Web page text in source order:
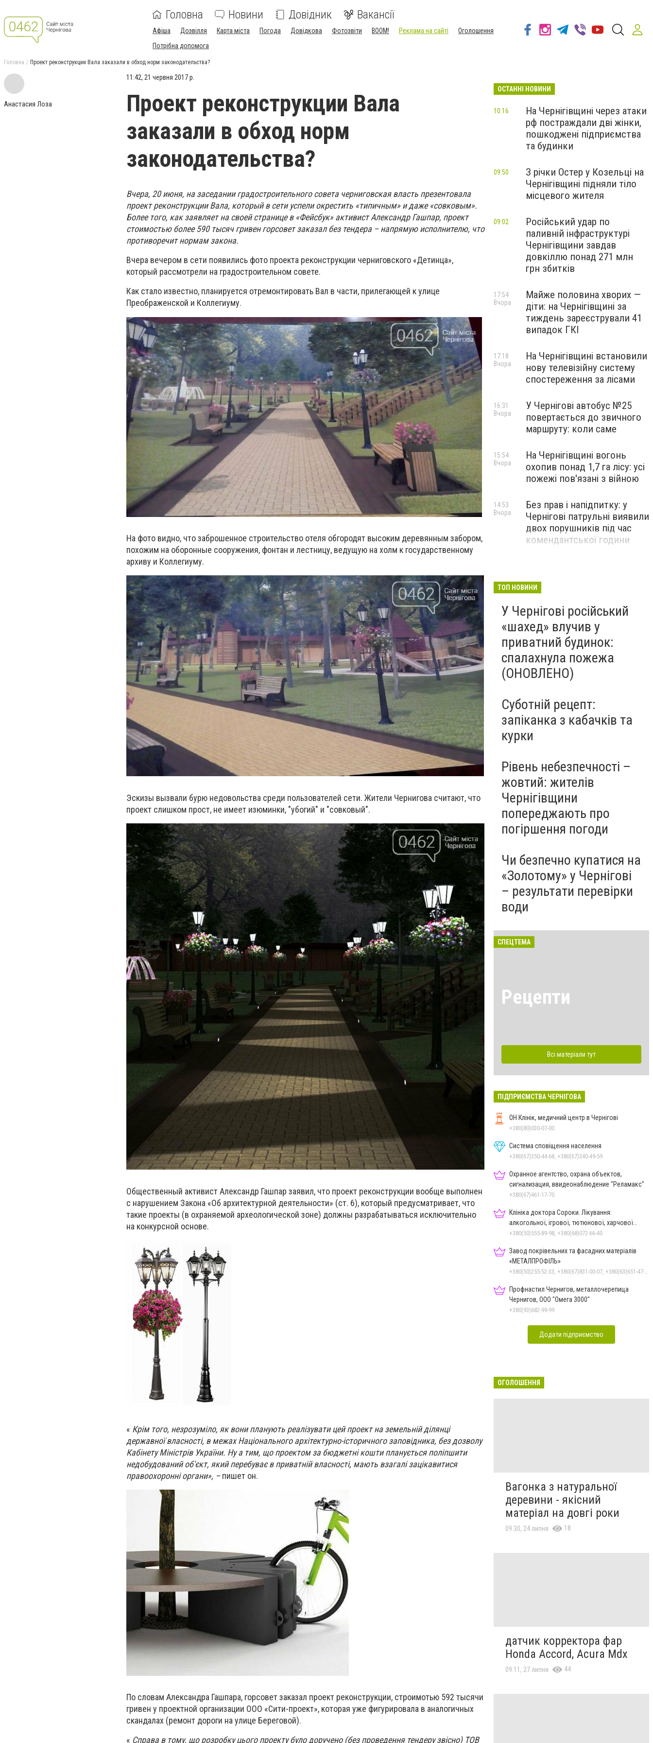
Головна Новини Довідник Вакансії
Афіша Дозвілля Карта міста Погода Довідкова Фотозвіти BOOM! Реклама на сайті
Оголошення
Потрібна допомога
Головна Проект реконструкции Вала заказали в обход норм законодательства?
Анастасия Лоза
11:42, 21 червня 2017 р.
Проект реконструкции Вала
заказали в обход норм
законодательства?
Вчера, 20 июня, на заседании градостроительного совета черниговская власть презентовала
проект реконструкции Вала, который в сети успели окрестить «типичным» и даже «совковым».
Более того, как заявляет на своей странице в «Фейсбук» активист Александр Гашпар, проект
стоимостью более 590 тысяч гривен горсовет заказал без тендера – напрямую исполнителю, что
противоречит нормам закона.
Вчера вечером в сети появились фото проекта реконструкции черниговского «Детинца»,
который рассмотрели на градостроительном совете.
Как стало известно, планируется отремонтировать Вал в части, прилегающей к улице
Преображенской и Коллегиуму.
На фото видно, что заброшенное строительство отеля обгородят высоким деревянным забором,
похожим на оборонные сооружения, фонтан и лестницу, ведущую на холм к государственному
архиву и Коллегиуму.
Эскизы вызвали бурю недовольства среди пользователей сети. Жители Чернигова считают, что
проект слишком прост, не имеет изюминки, "убогий" и "совковый".
Общественный активист Александр Гашпар заявил, что проект реконструкции вообще выполнен
с нарушением Закона «Об архитектурной деятельности» (ст. 6), который предусматривает, что
такие проекты (в охраняемой археологической зоне) должны разрабатываться исключительно
на конкурсной основе.
« Крім того, незрозуміло, як вони планують реалізувати цей проект на земельній ділянці
державної власності, в межах Національного архітектурно-історичного заповідника, без дозволу
Кабінету Міністрів України. Ну а тим, що проектом за бюджетні кошти планується поліпшити
недобудований об'єкт, який перебуває в приватній власності, мають взагалі зацікавитися
правоохоронні органи», –пишет он.
По словам Александра Гашпара, горсовет заказал проект реконструкции, строимотью 592 тысячи
гривен у проектной организации ООО «Сити-проект», которая уже фигурировала в аналогичных
скандалах (ремонт дороги на улице Береговой).
« Справа в тому, що розробку цього проекту було доручено (без проведення тендеру звісно) ТОВ
ОСТАННІ НОВИНИ
На Чернігівщині через атаки
рф постраждали дві жінки,
пошкоджені підприємства
та будинки
10:16
З річки Остер у Козельці на
Чернігівщині підняли тіло
місцевого жителя
09:50
Російський удар по
паливній інфраструктурі
Чернігівщини завдав
довкіллю понад 271 млн
грн збитків
09:02
Майже половина хворих —
діти: на Чернігівщині за
тиждень зареєстрували 41
випадок ГКІ
17:54
Вчора
На Чернігівщині встановили
нову телевізійну систему
спостереження за лісами
17:18
Вчора
У Чернігові автобус №25
повертається до звичного
маршруту: коли саме
16:31
Вчора
На Чернігівщині вогонь
охопив понад 1,7 га лісу: усі
пожежі пов'язані з війною
15:54
Вчора
Без прав і напідпитку: у
Чернігові патрульні виявили
двох порушників під час
комендантської години
14:53
Вчора
ТОП НОВИНИ
У Чернігові російський
«шахед» влучив у
приватний будинок:
спалахнула пожежа
(ОНОВЛЕНО)
Суботній рецепт:
запіканка з кабачків та
курки
Рівень небезпечності –
жовтий: жителів
Чернігівщини
попереджають про
погіршення погоди
Чи безпечно купатися на
«Золотому» у Чернігові
– результати перевірки
води
СПЕЦТЕМА
Рецепти
Всі матеріали тут
ПІДПРИЄМСТВА ЧЕРНІГОВА
ОН Клінік, медичний центр в Чернігові
+380(80)030-07-00
Система сповіщення населення
+380(67)350-44-68, +380(67)340-49-59
Охранное агентство, охрана объектов,
сигнализация, ввидеонаблюдение "Реламакс"
+380(67)461-17-70
Клініка доктора Сороки. Лікування:
алкогольної, ігрової, тютюнової, харчової
залежностей, неврозів т
+380(50)555-89-98, +380(68)072-66-40
Завод покрівельних та фасадних матеріалів
«МЕТАЛПРОФІЛЬ»
Профнастил Чернигов, металлочерепица
Чернигов, ООО "Омега 3000"
+380(93)682-99-99
Додати підприємство
ОГОЛОШЕННЯ
Вагонка з натуральної
деревини - якісний
матеріал на довгі роки
09:30, 24 липня 18
датчик корректора фар
Honda Accord, Acura Mdx
09:11, 27 липня 44